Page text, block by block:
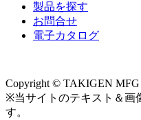
製品を探す
お問合せ
電子カタログ
Copyright © TAKIGEN MFG
※当サイトのテキスト＆画
す。